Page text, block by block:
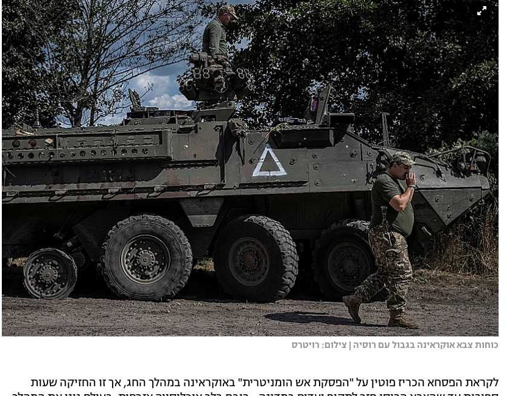
כוחות צבא אוקראינה בגבול עם רוסיה | צילום: רויטרס
לקראת הפסחא הכריז פוטין על "הפסקת אש הומניטרית" באוקראינה במהלך החג, אך זו החזיקה שעות